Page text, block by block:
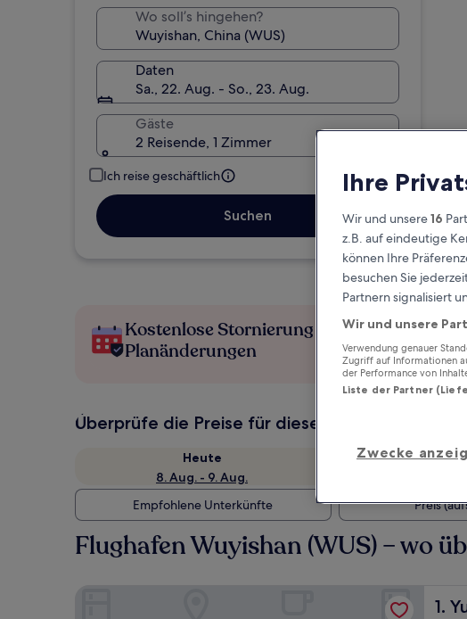
Wo soll’s hingehen?
Daten
Sa., 22. Aug. - So., 23. Aug.
Gäste
2 Reisende, 1 Zimmer
Ich reise geschäftlich
Suchen
Kostenlose Stornierung bei
Planänderungen
Überprüfe die Preise für diese Daten
Heute
8. Aug. - 9. Aug.
Empfohlene Unterkünfte
Preis
Flughafen Wuyishan (WUS) – wo
1.
Ihre
Wir und unsere16
z.B. auf eindeutige
können Ihre
besuchen Sie
Partnern signalisiert
Wir und unsere
Verwendung genauer
Zugriff auf Informationen
der Performance von
Liste der Partner
Zwecke